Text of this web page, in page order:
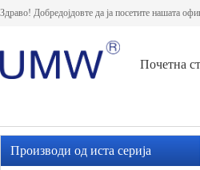
Здраво! Добредојдовте да ја посетите нашата
Почетна
Производи од иста серија